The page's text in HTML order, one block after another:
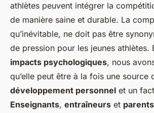
athlètes peuvent intégrer la
de manière saine et durable. La
qu’inévitable, ne doit pas être
de pression pour les jeunes athlètes.
impacts psychologiques, nous
qu’elle peut être à la fois une source
développement personnel et un
Enseignants, entraîneurs et parents